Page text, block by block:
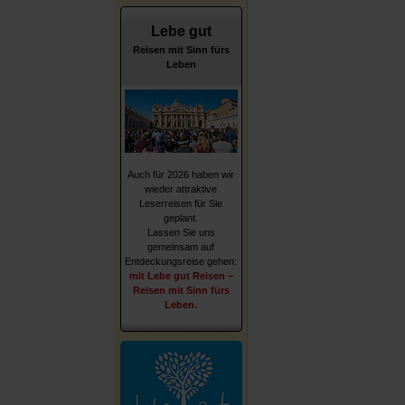
Lebe gut
Reisen mit Sinn fürs
Leben
Auch für 2026 haben wir
wieder attraktive
Leserreisen für Sie
geplant.
Lassen Sie uns
gemeinsam auf
Entdeckungsreise gehen:
mit Lebe gut Reisen –
Reisen mit Sinn fürs
Leben.